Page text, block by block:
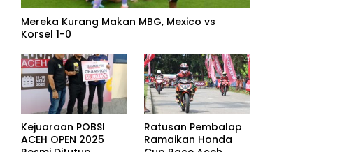
Mereka Kurang Makan MBG, Mexico vs
Korsel 1-0
Kejuaraan POBSI
ACEH OPEN 2025
Ratusan Pembalap
Ramaikan Honda